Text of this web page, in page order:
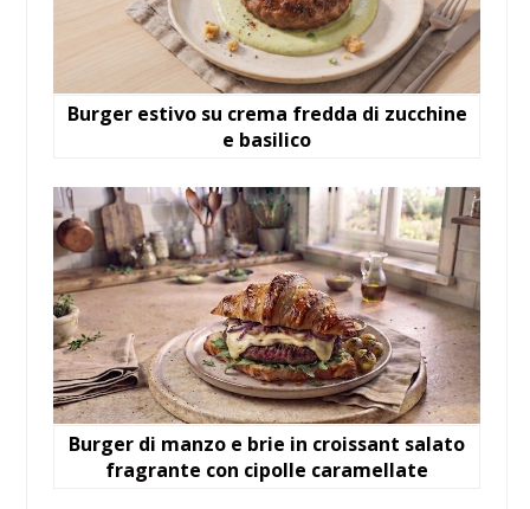
Burger estivo su crema fredda di zucchine
e basilico
Burger di manzo e brie in croissant salato
fragrante con cipolle caramellate